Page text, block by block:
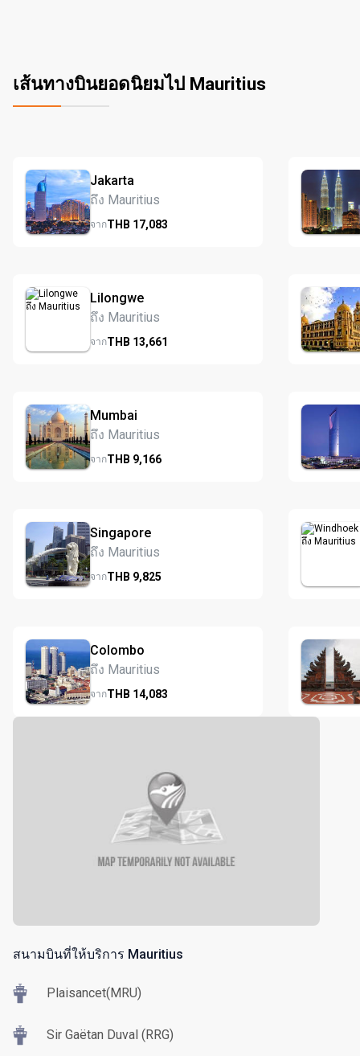
เส้นทางบินยอดนิยมไป Mauritius
Jakarta
ถึง Mauritius
จากTHB 17,083
Lilongwe
ถึง Mauritius
จากTHB 13,661
Mumbai
ถึง Mauritius
จากTHB 9,166
Singapore
ถึง Mauritius
จากTHB 9,825
Colombo
ถึง Mauritius
จากTHB 14,083
สนามบินที่ให้บริการ Mauritius
Plaisancet(MRU)
Sir Gaëtan Duval (RRG)